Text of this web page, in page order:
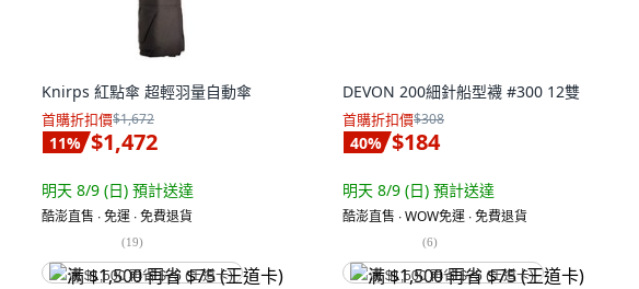
Knirps 紅點傘 超輕羽量自動傘
首購折扣價$1,672
11% $1,472
明天 8/9 (日) 預計送達
酷澎直售 ∙ 免運 ∙ 免費退貨
(19)
满 $1,500 再省 $75 (王道卡)
DEVON 200細針船型襪 #300 12雙
首購折扣價$308
40% $184
明天 8/9 (日) 預計送達
酷澎直售 ∙ WOW免運 ∙ 免費退貨
(6)
满 $1,500 再省 $75 (王道卡)